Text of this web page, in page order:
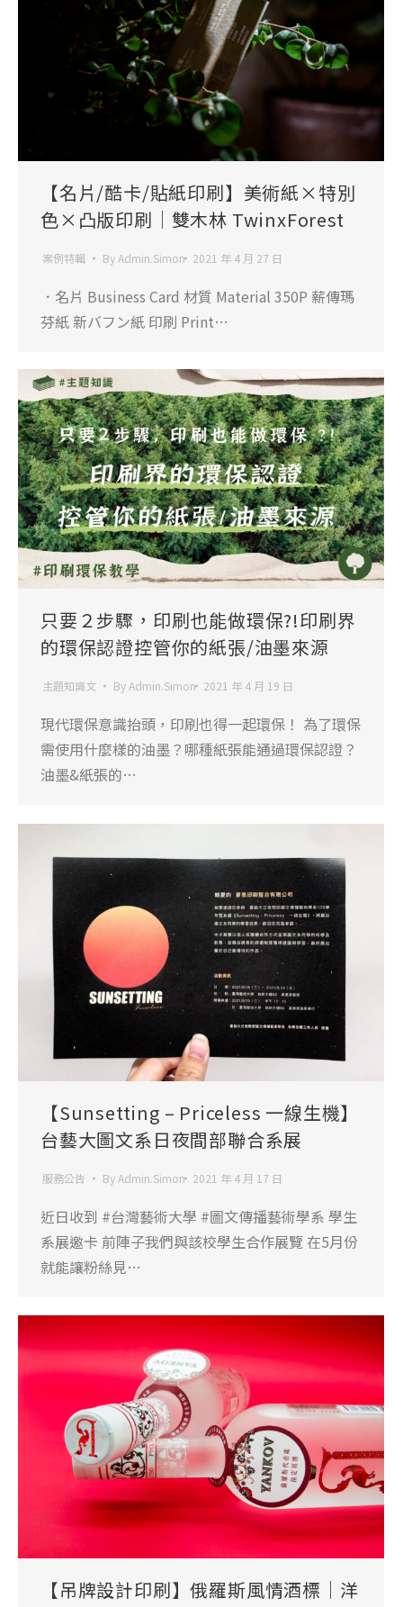
【名片/酷卡/貼紙印刷】美術紙×特別
色×凸版印刷｜雙木林 TwinxForest
案例特輯 ByAdmin.Simon 2021 年 4 月 27 日
．名片 Business Card 材質 Material 350P 薪傳瑪
芬紙 新バフン紙 印刷 Print…
只要２步驟，印刷也能做環保?!印刷界
的環保認證控管你的紙張/油墨來源
主題知識文 ByAdmin.Simon 2021 年 4 月 19 日
現代環保意識抬頭，印刷也得一起環保！ 為了環保
需使用什麼樣的油墨？哪種紙張能通過環保認證？
油墨&紙張的…
【Sunsetting – Priceless 一線生機】
台藝大圖文系日夜間部聯合系展
服務公告 ByAdmin.Simon 2021 年 4 月 17 日
近日收到 #台灣藝術大學 #圖文傳播藝術學系 學生
系展邀卡 前陣子我們與該校學生合作展覽 在5月份
就能讓粉絲見…
【吊牌設計印刷】俄羅斯風情酒標｜洋